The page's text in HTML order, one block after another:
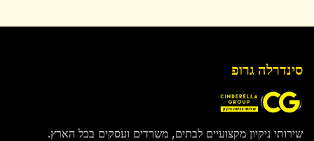
סינדרלה גרופ
שירותי ניקיון מקצועיים לבתים, משרדים ועסקים בכל הארץ.